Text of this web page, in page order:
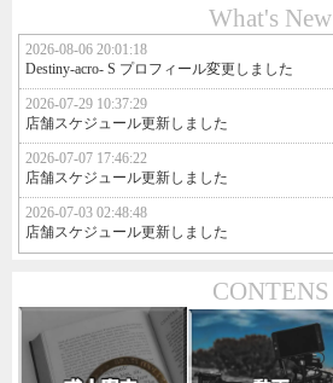
What's New
2026-08-06 20:01:18
Destiny-acro- S プロフィール変更しました
2026-07-29 10:37:29
店舗スケジュール更新しました
2026-07-07 17:46:22
店舗スケジュール更新しました
2026-07-03 02:48:48
店舗スケジュール更新しました
CONTENS